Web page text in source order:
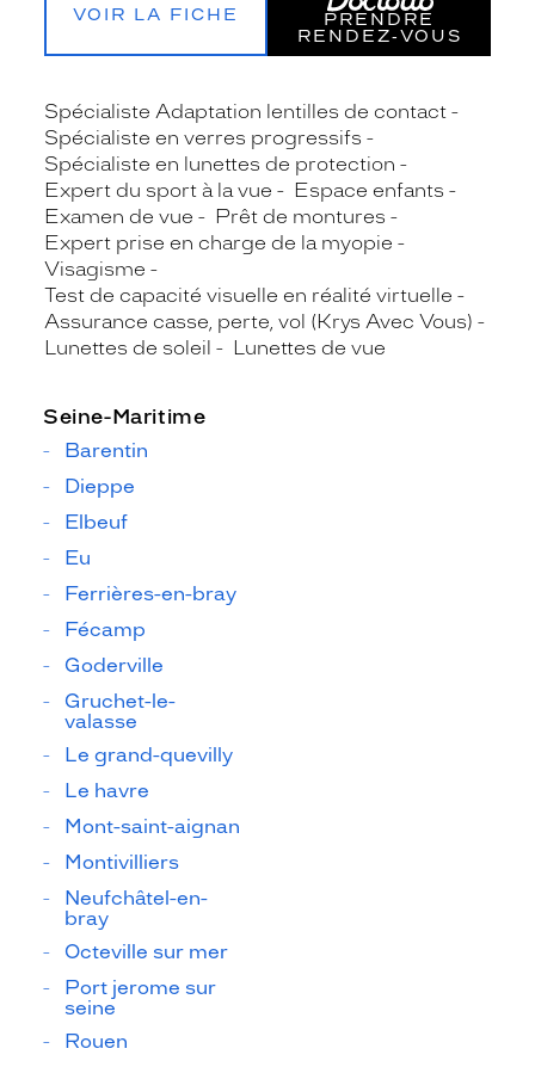
VOIR LA FICHE
PRENDRE
RENDEZ‑VOUS
Spécialiste Adaptation lentilles de contact
Spécialiste en verres progressifs
Spécialiste en lunettes de protection
Expert du sport à la vue
Espace enfants
Examen de vue
Prêt de montures
Expert prise en charge de la myopie
Visagisme
Test de capacité visuelle en réalité virtuelle
Assurance casse, perte, vol (Krys Avec Vous)
Lunettes de soleil
Lunettes de vue
Seine-Maritime
Barentin
Dieppe
Elbeuf
Eu
Ferrières-en-bray
Fécamp
Goderville
Gruchet-le-
valasse
Le grand-quevilly
Le havre
Mont-saint-aignan
Montivilliers
Neufchâtel-en-
bray
Octeville sur mer
Port jerome sur
seine
Rouen